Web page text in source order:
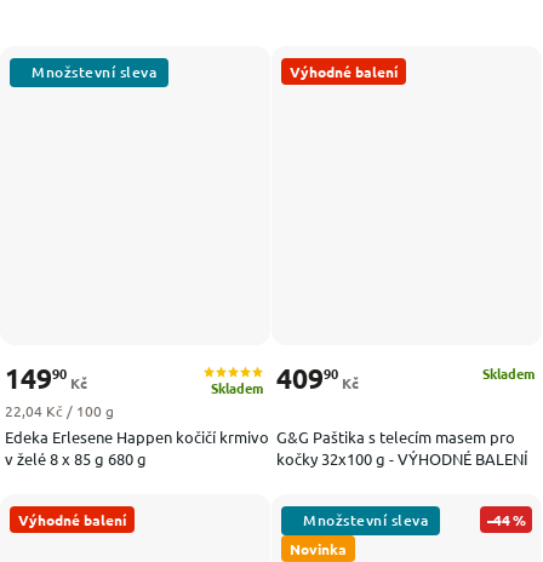
Edeka Erlesene Happen kočičí krmivo
v želé 8 x 85 g 680 g
Skladem
14990
Kč
Měrná cena:
22,04 Kč / 100 g
Výhodné balení
G&G Paštika s telecím masem pro
kočky 32x100 g - VÝHODNÉ BALENÍ
Skladem
40990
Kč
Výhodné balení
Novinka
–44 %